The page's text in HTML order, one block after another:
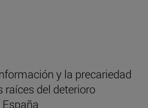
y la precariedad
raíces del deterioro